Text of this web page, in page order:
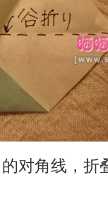
对角线，折